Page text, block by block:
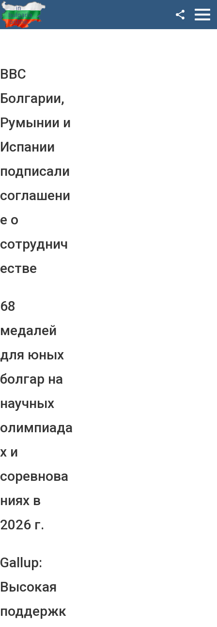
ВВС
Болгарии,
Румынии и
Испании
подписали
соглашени
е о
сотруднич
естве
68
медалей
для юных
болгар на
научных
олимпиада
х и
соревнова
ниях в
2026 г.
Gallup:
Высокая
поддержк